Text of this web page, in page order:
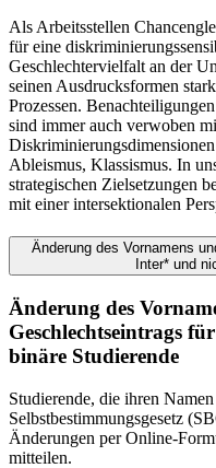
Als Arbeitsstellen
für eine
Geschlechtervielfalt an der
seinen Ausdrucksformen
Prozessen.
sind immer auch verwoben
Ableismus, Klassismus. In
strategischen Zielsetzungen
mit einer intersektionalen
Änderung des Vornamens
Inter* und
Änderung des
Geschlechtseintrags
binäre Studierende
Studierende, die ihren
Selbstbestimmungsgesetz
Änderungen per Online-
mitteilen.